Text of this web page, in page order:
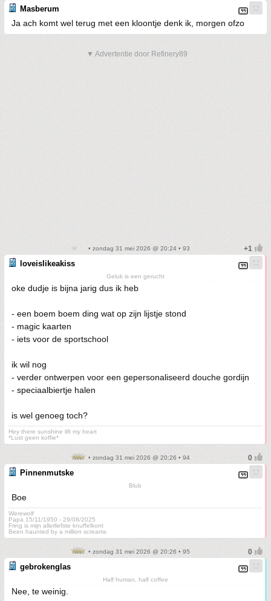
Masberum
Ja ach komt wel terug met een kloontje denk ik, morgen ofzo
▼ Advertentie door Refinery89
• zondag 31 mei 2026 @ 20:24 • 93
loveislikeakiss
Geluk is een gerucht
oke dudje is bijna jarig dus ik heb
- een boem boem ding wat op zijn lijstje stond
- magic kaarten
- iets voor de sportschool
ik wil nog
- verder ontwerpen voor een gepersonaliseerd douche gordijn
- speciaalbiertje halen
is wel genoeg toch?
Hey there sunshine lift my heart
*Lust geen koffie*
• zondag 31 mei 2026 @ 20:26 • 94
Pinnenmutske
Blub
Boe
Werewolf
Papa 15/11/1950 - 29/08/2025
Fring is mijn allerliefste knuffelkont
Been haunted by a million screams
• zondag 31 mei 2026 @ 20:26 • 95
gebrokenglas
Half human, half coffee
Nee, te weinig.